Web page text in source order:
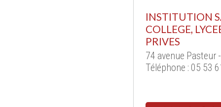
INSTITUTION
COLLEGE,
PRIVES
74 avenue Pasteur
Téléphone : 05 53